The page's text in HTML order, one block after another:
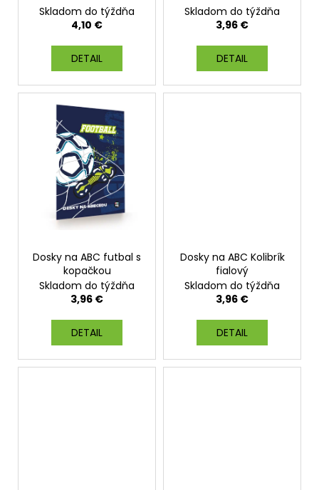
Skladom do týždňa
4,10 €
DETAIL
Skladom do týždňa
3,96 €
DETAIL
Dosky na ABC futbal s
kopačkou
Skladom do týždňa
3,96 €
DETAIL
Dosky na ABC Kolibrík
fialový
Skladom do týždňa
3,96 €
DETAIL